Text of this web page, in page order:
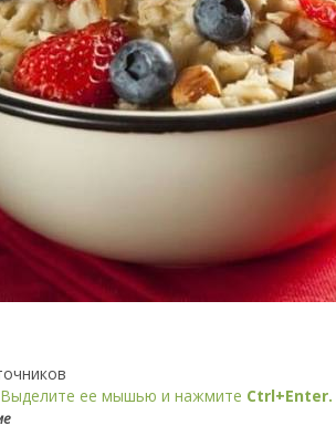
ее мышью и нажмите Ctrl+Enter.